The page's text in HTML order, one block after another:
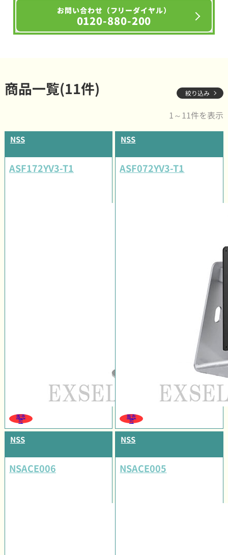
お問い合わせ（フリーダイヤル）
0120-880-200
商品一覧(11件) 絞り込み
1～11件を表示
NSS
ASF172YV3-T1
販売
可
NSS
ASF072YV3-T1
販売
可
NSS
NSACE006
NSS
NSACE005